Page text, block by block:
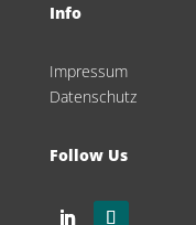
Info
Impressum
Datenschutz
Follow Us